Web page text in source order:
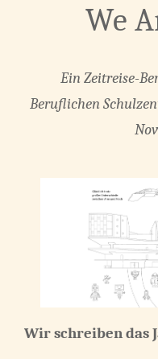
We
Ein Zeitreise-
Beruflichen
Wir schreiben das